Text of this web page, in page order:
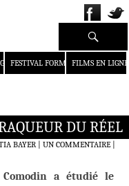
FESTIVAL FORMAT COURT
FILMS EN LIGNE
Recherche
DU RÉEL
BAYER UN COMMENTAIRE|
Comodin a étudié le